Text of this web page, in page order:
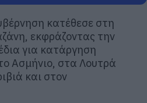
κατέθεσε στη
εκφράζοντας την
για κατάργηση
Ασμήνιο, στα Λουτρά
και στον